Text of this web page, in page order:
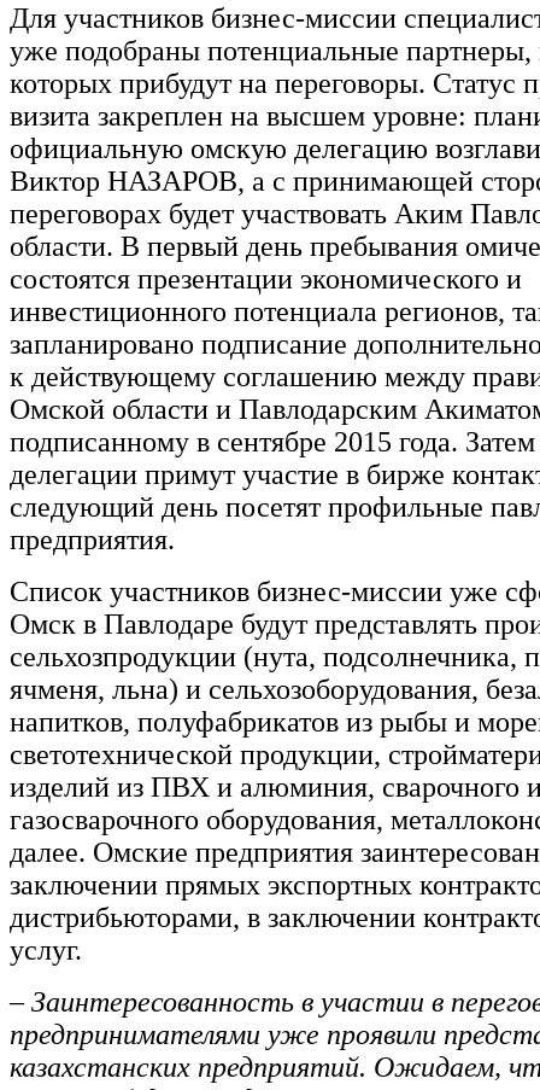
Для участников бизнес-миссии
уже подобраны потенциальные партнеры,
которых прибудут на переговоры. Статус
визита закреплен на высшем уровне:
официальную омскую делегацию
Виктор НАЗАРОВ, а с принимающей
переговорах будет участвовать Аким
области. В первый день пребывания
состоятся презентации экономического и
инвестиционного потенциала регионов,
запланировано подписание
к действующему соглашению между
Омской области и Павлодарским
подписанному в сентябре 2015 года.
делегации примут участие в бирже
следующий день посетят профильные
предприятия.
Список участников бизнес-миссии уже
Омск в Павлодаре будут представлять
сельхозпродукции (нута, подсолнечника,
ячменя, льна) и сельхозоборудования,
напитков, полуфабрикатов из рыбы и
светотехнической продукции,
изделий из ПВХ и алюминия, сварочного
газосварочного оборудования,
далее. Омские предприятия
заключении прямых экспортных
дистрибьюторами, в заключении
услуг.
– Заинтересованность в участии в
предпринимателями уже проявили
казахстанских предприятий. Ожидаем,